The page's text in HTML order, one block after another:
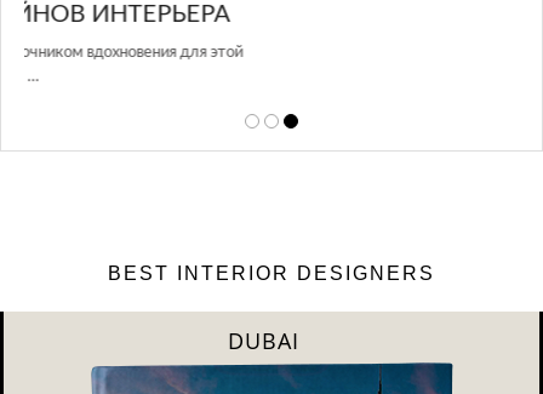
ПОДХОД К ДИЗАЙНУ
Glazov Design Group- это одна из лучших студий дизайна интерьера
BEST INTERIOR DESIGNERS
DUBAI